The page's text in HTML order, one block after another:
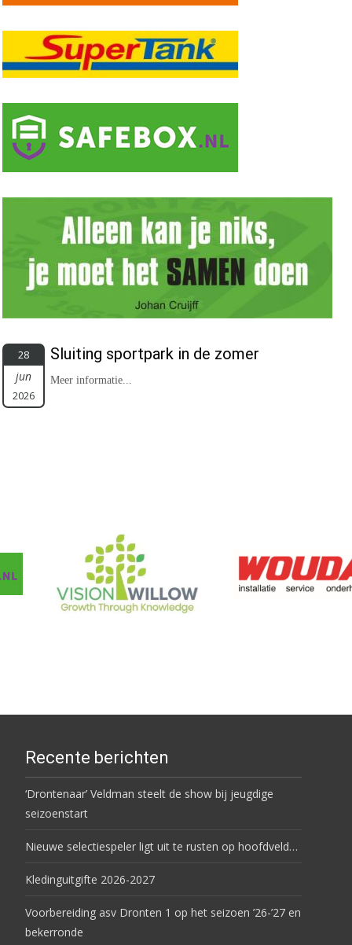
28
jun
2026
Sluiting sportpark in de zomer
Meer informatie...
Recente berichten
‘Drontenaar’ Veldman steelt de show bij jeugdige
seizoenstart
Nieuwe selectiespeler ligt uit te rusten op hoofdveld…
Kledinguitgifte 2026-2027
Voorbereiding asv Dronten 1 op het seizoen ’26-’27 en
bekerronde